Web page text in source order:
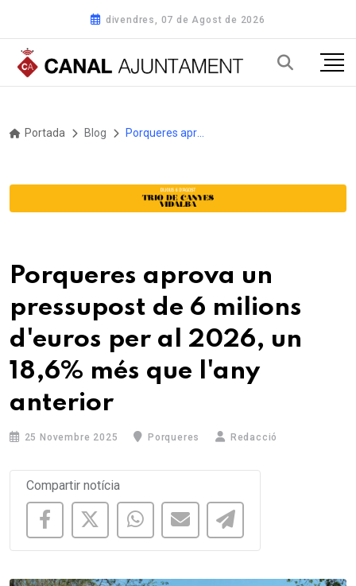
divendres, 07 de Agost de 2026
Portada Blog
Porqueres aprova un
pressupost de 6 milions
d'euros per al 2026, un
18,6% més que l'any
anterior
25 Novembre 2025 Porqueres Redacció
Compartir notícia